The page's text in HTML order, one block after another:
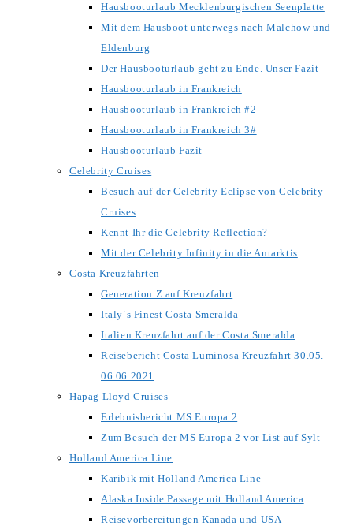
Hausbooturlaub Mecklenburgischen Seenplatte
Mit dem Hausboot unterwegs nach Malchow und
Eldenburg
Der Hausbooturlaub geht zu Ende. Unser Fazit
Hausbooturlaub in Frankreich
Hausbooturlaub in Frankreich #2
Hausbooturlaub in Frankreich 3#
Hausbooturlaub Fazit
Celebrity Cruises
Besuch auf der Celebrity Eclipse von Celebrity
Cruises
Kennt Ihr die Celebrity Reflection?
Mit der Celebrity Infinity in die Antarktis
Costa Kreuzfahrten
Generation Z auf Kreuzfahrt
Italy´s Finest Costa Smeralda
Italien Kreuzfahrt auf der Costa Smeralda
Reisebericht Costa Luminosa Kreuzfahrt 30.05. –
06.06.2021
Hapag Lloyd Cruises
Erlebnisbericht MS Europa 2
Zum Besuch der MS Europa 2 vor List auf Sylt
Holland America Line
Karibik mit Holland America Line
Alaska Inside Passage mit Holland America
Reisevorbereitungen Kanada und USA